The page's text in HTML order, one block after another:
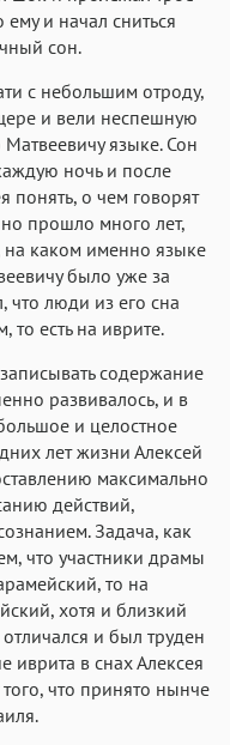
ему и начал сниться
сон.
с небольшим отроду,
и вели неспешную
языке. Сон
ночь и после
понять, о чем говорят
но прошло много лет,
на каком именно языке
было уже за
что люди из его сна
то есть на иврите.
содержание
развивалось, и в
и целостное
лет жизни Алексей
максимально
действий,
Задача, как
что участники драмы
то на
хотя и близкий
и был труден
иврита в снах Алексея
что принято нынче